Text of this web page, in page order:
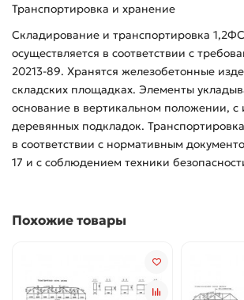
Транспортировка и хранение
Складирование и транспортировка
осуществляется в соответствии с
20213-89. Хранятся железобетонные
складских площадках. Элементы
основание в вертикальном положении, с
деревянных подкладок.
в соответствии с нормативным
17 и с соблюдением техники
Похожие товары